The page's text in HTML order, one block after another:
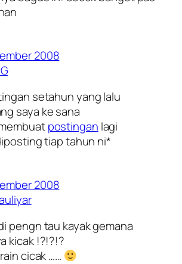
2008
setahun yang lalu
saya ke sana
postingan lagi
tiap tahun ni*
2008
pengn tau kayak gemana
kicak !?!?!?
cicak ……